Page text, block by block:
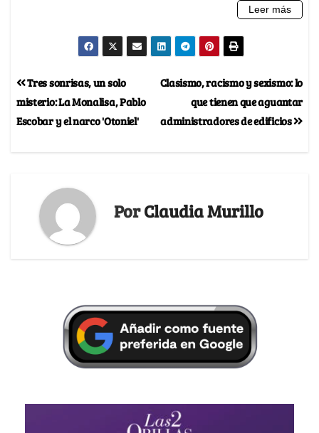
Clasismo, racismo y sexismo: lo
que tienen que aguantar
administradores de edificios
Tres sonrisas, un solo
misterio: La Monalisa, Pablo
Escobar y el narco 'Otoniel'
PorClaudia Murillo